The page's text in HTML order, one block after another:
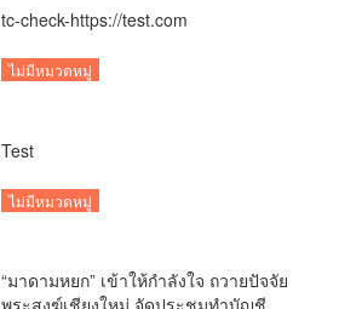
tc-check-https://test.com
ไม่มีหมวดหมู่
Test
ไม่มีหมวดหมู่
“มาดามหยก” เข้าให้กำลังใจ ถวายปัจจัย
พระสงฆ์เชียงใหม่ จัดประชุมทำบัญชี